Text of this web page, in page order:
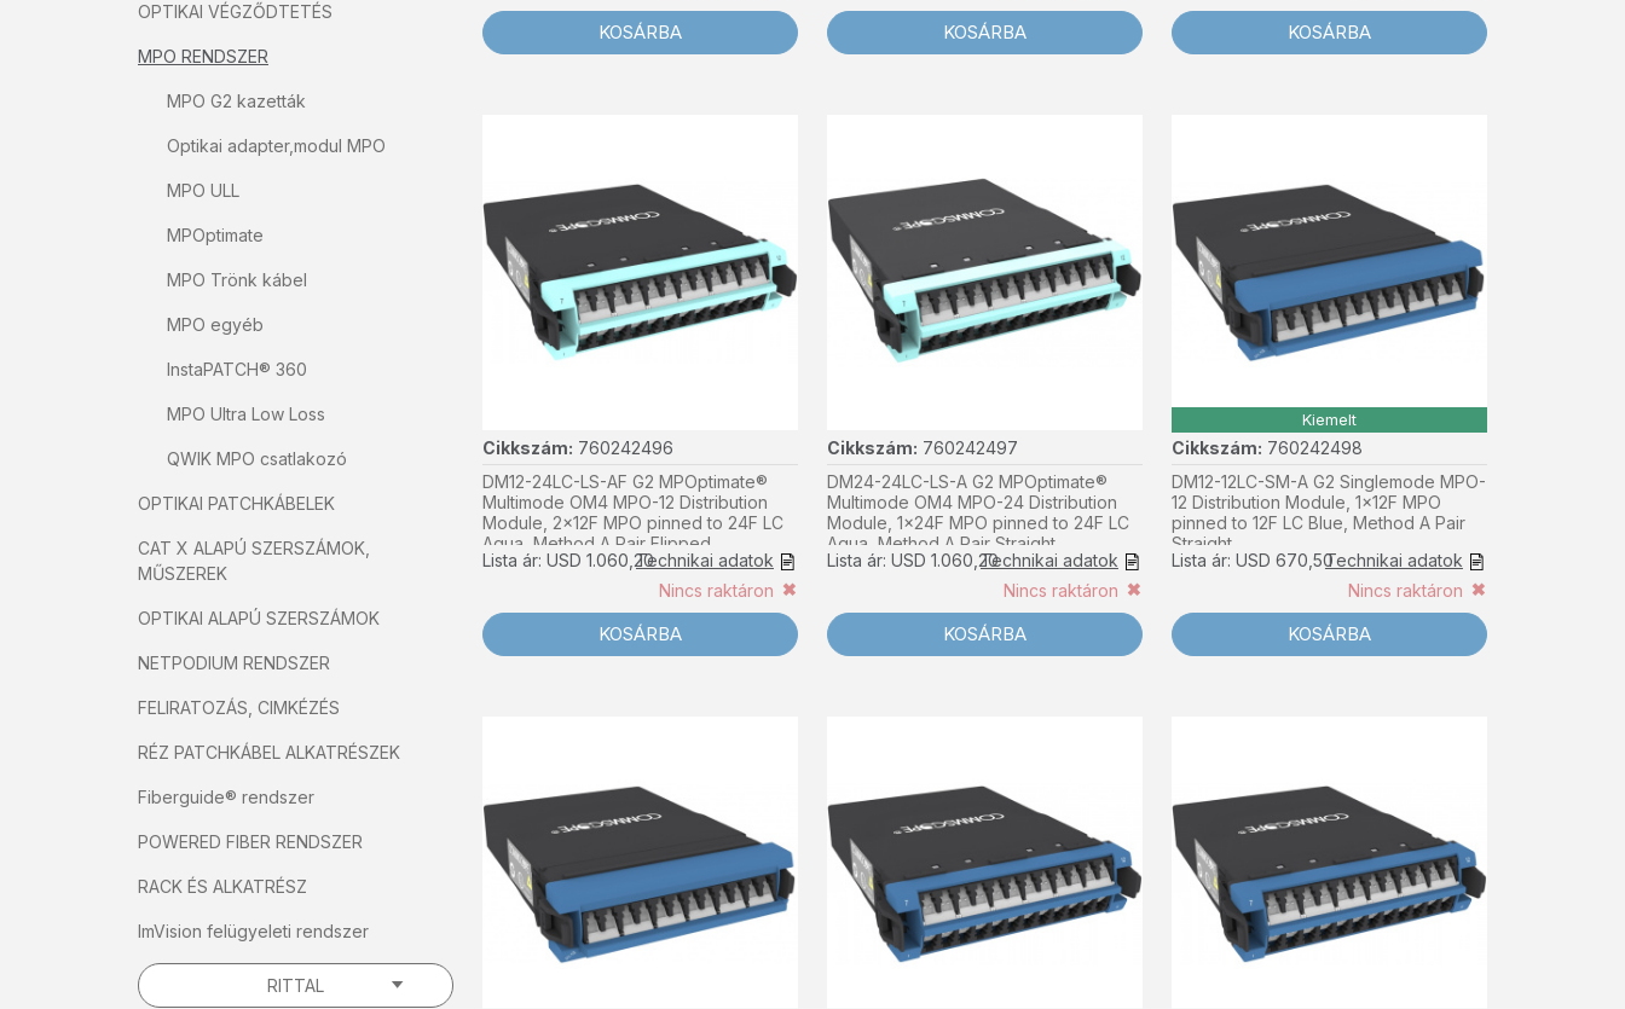
OPTIKAI VÉGZŐDTETÉS
MPO RENDSZER
MPO G2 kazetták
Optikai adapter,modul MPO
MPO ULL
MPOptimate
MPO Trönk kábel
MPO egyéb
InstaPATCH® 360
MPO Ultra Low Loss
QWIK MPO csatlakozó
OPTIKAI PATCHKÁBELEK
CAT X ALAPÚ SZERSZÁMOK,
MŰSZEREK
OPTIKAI ALAPÚ SZERSZÁMOK
NETPODIUM RENDSZER
FELIRATOZÁS, CIMKÉZÉS
RÉZ PATCHKÁBEL ALKATRÉSZEK
Fiberguide® rendszer
POWERED FIBER RENDSZER
RACK ÉS ALKATRÉSZ
ImVision felügyeleti rendszer
RITTAL
KOSÁRBA KOSÁRBA KOSÁRBA
Cikkszám: 760242496
DM12-24LC-LS-AF G2 MPOptimate®
Multimode OM4 MPO-12 Distribution
Module, 2x12F MPO pinned to 24F LC
Aqua, Method A Pair Flipped
Technikai adatok
Lista ár: USD 1.060,20
Nincs raktáron
KOSÁRBA
Cikkszám: 760242497
DM24-24LC-LS-A G2 MPOptimate®
Multimode OM4 MPO-24 Distribution
Module, 1x24F MPO pinned to 24F LC
Aqua, Method A Pair Straight
Technikai adatok
Lista ár: USD 1.060,20
Nincs raktáron
KOSÁRBA
Kiemelt
Cikkszám: 760242498
DM12-12LC-SM-A G2 Singlemode MPO-
12 Distribution Module, 1x12F MPO
pinned to 12F LC Blue, Method A Pair
Straight
Technikai adatok
Lista ár: USD 670,50
Nincs raktáron
KOSÁRBA